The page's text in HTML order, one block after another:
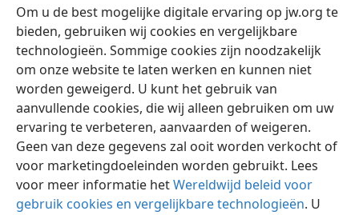
Om u de best mogelijke digitale ervaring op jw.org te
bieden, gebruiken wij cookies en vergelijkbare
technologieën. Sommige cookies zijn noodzakelijk
om onze website te laten werken en kunnen niet
worden geweigerd. U kunt het gebruik van
aanvullende cookies, die wij alleen gebruiken om uw
ervaring te verbeteren, aanvaarden of weigeren.
Geen van deze gegevens zal ooit worden verkocht of
voor marketingdoeleinden worden gebruikt. Lees
voor meer informatie hetWereldwijd beleid voor
gebruik cookies en vergelijkbare technologieën. U
weten jullie ook dat iedereen die rechtvaardigheid
beoefent, uit hem geboren is. +
Nederlands Delen Instellingen
Copyright © 2026 Watch Tower Bible and Tract Society of Pennsylvania
Gebruiksvoorwaarden Privacybeleid
Privacyinstellingen
JW.ORG
Inloggen